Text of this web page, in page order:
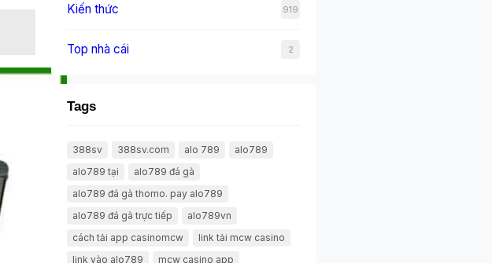
Kiến thức 919
Top nhà cái 2
Tags
388sv 388sv.com alo 789
alo789
alo789 tại
alo789 đá gà
alo789 đá gà thomo. pay alo789
alo789 đá gà trực tiếp
alo789vn
cách tải app casinomcw
link tải mcw casino
link vào alo789
mcw casino app